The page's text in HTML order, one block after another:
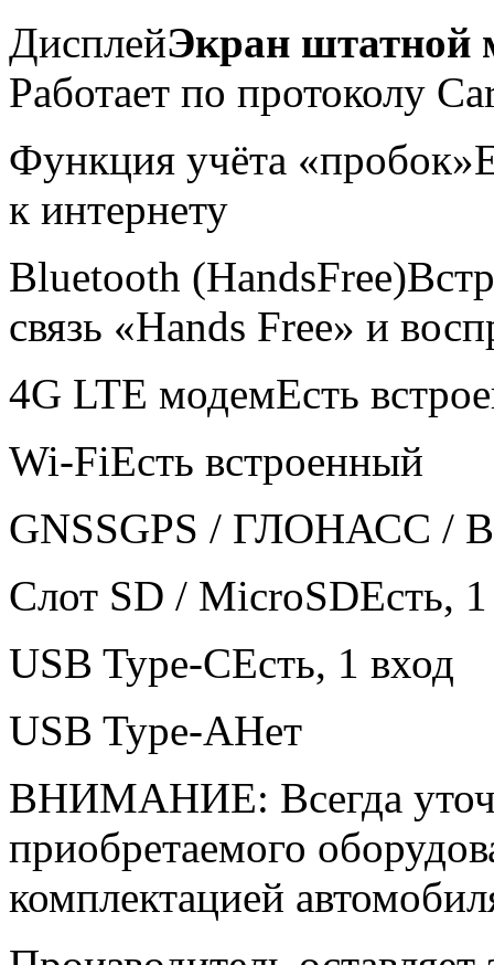
ДисплейЭкран штатной
Работает по протоколу
Функция учёта «пробок»
к интернету
Bluetooth (HandsFree)
связь «Hands Free» и
4G LTE модемЕсть
Wi-FiЕсть встроенный
GNSSGPS / ГЛОНАСС /
Слот SD / MicroSDЕсть,
USB Type-CЕсть, 1 вход
USB Type-AНет
ВНИМАНИЕ: Всегда
приобретаемого
комплектацией